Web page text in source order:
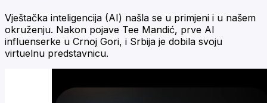
Vještačka inteligencija (AI) našla se u primjeni i u našem
okruženju. Nakon pojave Tee Mandić, prve AI
influenserke u Crnoj Gori, i Srbija je dobila svoju
virtuelnu predstavnicu.